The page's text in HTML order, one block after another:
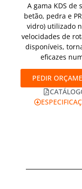
A gama KDS de
betão, pedra e
vidro) utilizado
velocidades de
disponíveis,
eficazes
PEDIR